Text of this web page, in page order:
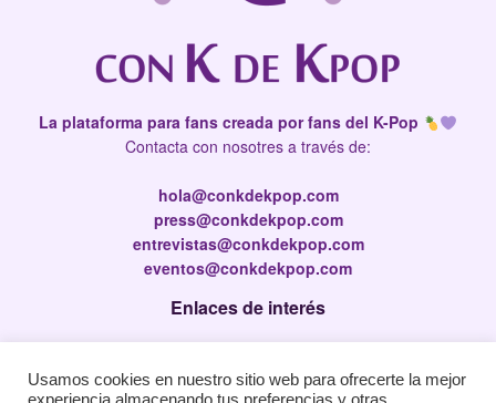
La plataforma para fans creada por fans del K-Pop
Contacta con nosotres a través de:
hola@conkdekpop.com
press@conkdekpop.com
entrevistas@conkdekpop.com
eventos@conkdekpop.com
Enlaces de interés
Política de privacidad
Usamos cookies en nuestro sitio web para ofrecerte la mejor